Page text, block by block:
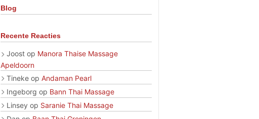
Blog
Recente Reacties
Joostop Manora Thaise Massage
Apeldoorn
Tinekeop Andaman Pearl
Ingeborg op Bann Thai Massage
Linsey op Saranie Thai Massage